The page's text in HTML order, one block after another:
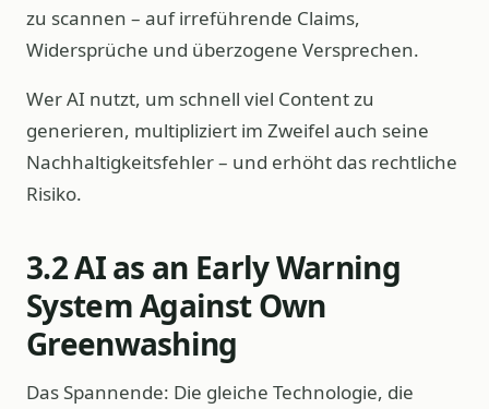
zu scannen – auf irreführende Claims,
Widersprüche und überzogene Versprechen.
Wer AI nutzt, um schnell viel Content zu
generieren, multipliziert im Zweifel auch seine
Nachhaltigkeitsfehler – und erhöht das rechtliche
Risiko.
3.2 AI as an Early Warning
System Against Own
Greenwashing
Das Spannende: Die gleiche Technologie, die